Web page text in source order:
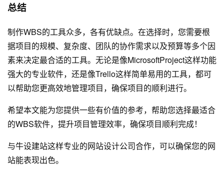
总结
制作WBS的工具众多，各有优缺点。在选择时，您需要根
据项目的规模、复杂度、团队的协作需求以及预算等多个因
素来决定最合适的工具。无论是像MicrosoftProject这样功能
强大的专业软件，还是像Trello这样简单易用的工具，都可
以帮助您更高效地管理项目，确保项目的顺利进行。
希望本文能为您提供一些有价值的参考，帮助您选择最适合
的WBS软件，提升项目管理效率，确保项目顺利完成！
与牛设建站这样专业的网站设计公司合作，可以确保您的网
站能表现出色。